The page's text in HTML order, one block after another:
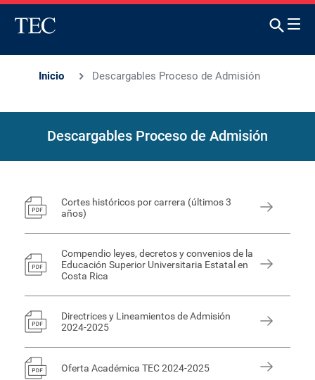
Inicio Descargables Proceso de Admisión
Descargables Proceso de Admisión
Cortes históricos por carrera (últimos 3
años)
Compendio leyes, decretos y convenios de la
Educación Superior Universitaria Estatal en
Costa Rica
Directrices y Lineamientos de Admisión
2024-2025
Oferta Académica TEC 2024-2025